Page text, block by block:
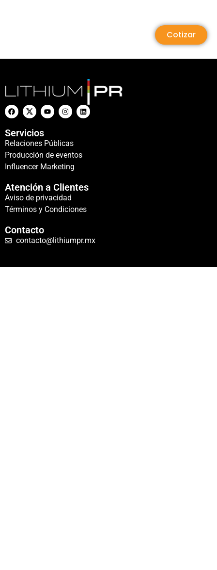
Cotizar
Servicios
Relaciones Públicas
Producción de eventos
Influencer Marketing
Atención a Clientes
Aviso de privacidad
Términos y Condiciones
Contacto
contacto@lithiumpr.mx